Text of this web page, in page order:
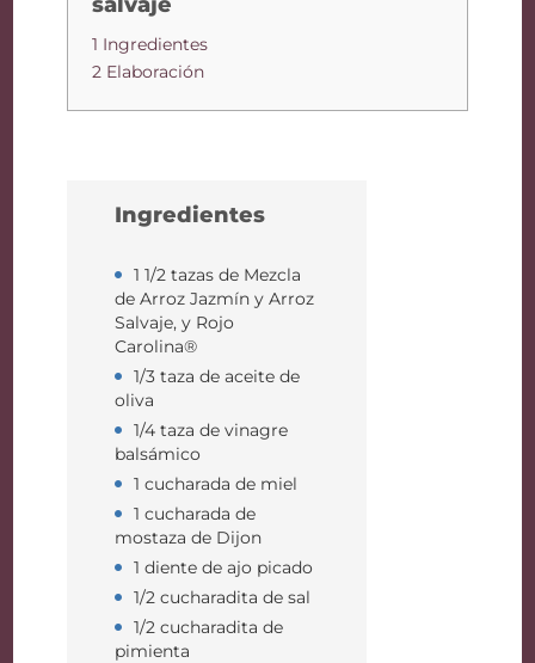
1 Ingredientes
2 Elaboración
Ingredientes
1 1/2 tazas de Mezcla
de Arroz Jazmín y Arroz
Salvaje, y Rojo
Carolina®
1/3 taza de aceite de
oliva
1/4 taza de vinagre
balsámico
1 cucharada de miel
1 cucharada de
mostaza de Dijon
1 diente de ajo picado
1/2 cucharadita de sal
1/2 cucharadita de
pimienta